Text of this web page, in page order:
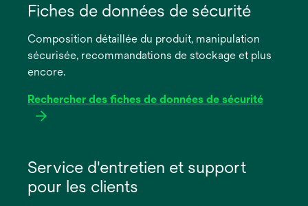
dans
nouvel
onglet
Fiches de données de sécurité
Composition détaillée du produit, manipulation
sécurisée, recommandations de stockage et plus
encore.
Rechercher des fiches de données de sécurité
dans
nouvel
Service d'entretien et support
pour les clients